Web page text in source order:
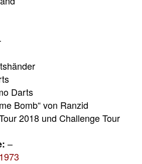
Darts
Bomb“ von Ranzid
2018 und Challenge Tour
–